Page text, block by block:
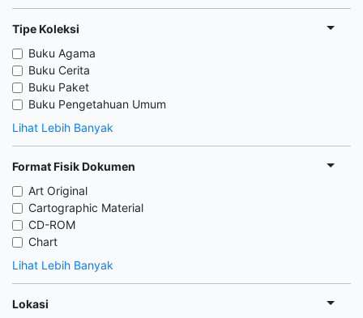
Tipe Koleksi
Buku Agama
Buku Cerita
Buku Paket
Buku Pengetahuan Umum
Lihat Lebih Banyak
Format Fisik Dokumen
Art Original
Cartographic Material
CD-ROM
Chart
Lihat Lebih Banyak
Lokasi